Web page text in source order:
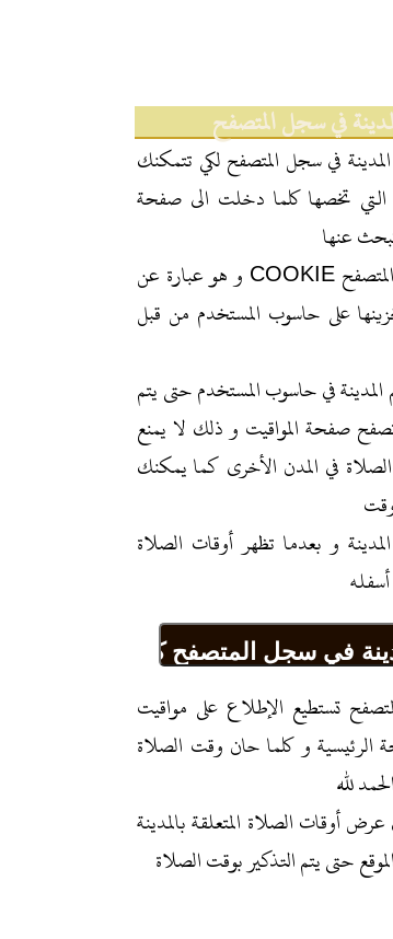
في سجل المتصفح
في سجل المتصفح لكي تتمكنك
تخصها كلما دخلت الى صفحة
عنها
نستخدم ما يعرف بسجل المتصفح COOKIE و هو عبارة عن
على حاسوب المستخدم من قبل
المدينة في حاسوب المستخدم حتى يتم
تصفح صفحة المواقيت و ذلك لا يمنع
في المدن الأخرى كما يمكنك
و بعدما تظهر أوقات الصلاة
تستطيع الإطلاع على مواقيت
الرئيسية و كلما حان وقت الصلاة
لله
عرض أوقات الصلاة المتعلقة بالمدينة
حتى يتم التذكير بوقت الصلاة